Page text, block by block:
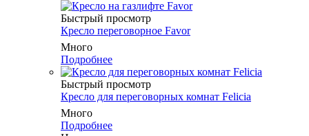
Быстрый просмотр
Кресло переговорное Favor
Много
Подробнее
Быстрый просмотр
Кресло для переговорных комнат Felicia
Много
Подробнее